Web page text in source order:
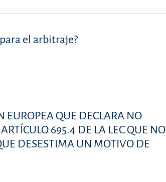
el arbitraje?
EUROPEA QUE DECLARA NO
695.4 DE LA LEC QUE NO
DESESTIMA UN MOTIVO DE